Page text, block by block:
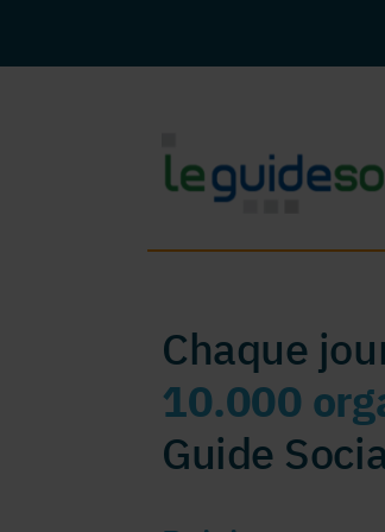
Chaque
10.000
Guide